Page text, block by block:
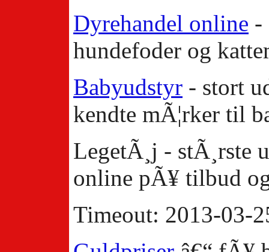
Dyrehandel online -
hundefoder og
Babyudstyr - stort
kendte mÃ¦rker til
LegetÃ¸j - stÃ¸rste
online pÃ¥ tilbud
Timeout: 2013-03-